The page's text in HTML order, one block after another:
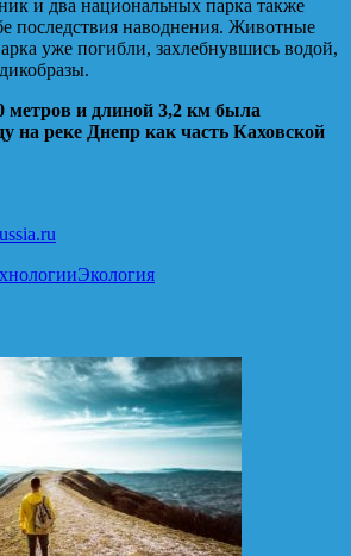
и два национальных парка также
последствия наводнения. Животные
уже погибли, захлебнувшись водой,
метров и длиной 3,2 км была
на реке Днепр как часть Каховской
Экология